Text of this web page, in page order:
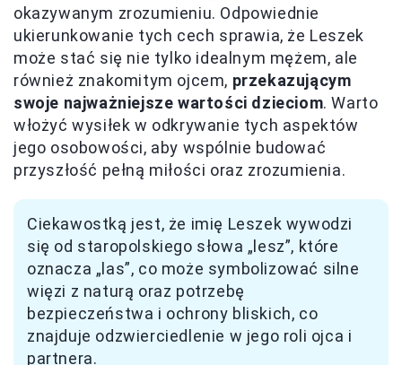
okazywanym zrozumieniu. Odpowiednie
ukierunkowanie tych cech sprawia, że Leszek
może stać się nie tylko idealnym mężem, ale
również znakomitym ojcem, przekazującym
swoje najważniejsze wartości dzieciom. Warto
włożyć wysiłek w odkrywanie tych aspektów
jego osobowości, aby wspólnie budować
przyszłość pełną miłości oraz zrozumienia.
Ciekawostką jest, że imię Leszek wywodzi
się od staropolskiego słowa „lesz”, które
oznacza „las”, co może symbolizować silne
więzi z naturą oraz potrzebę
bezpieczeństwa i ochrony bliskich, co
znajduje odzwierciedlenie w jego roli ojca i
partnera.